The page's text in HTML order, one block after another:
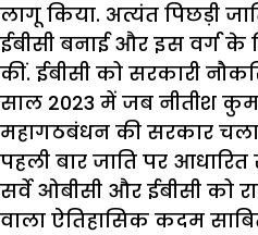
लागू किया. अत्यंत पिछड़ी
ईबीसी बनाई और इस वर्ग के
कीं. ईबीसी को सरकारी
साल 2023 में जब नीतीश
महागठबंधन की सरकार चला
पहली बार जाति पर आधारित
सर्वे ओबीसी और ईबीसी को
वाला ऐतिहासिक कदम